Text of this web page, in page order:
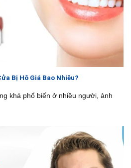
Bị Hô Giá Bao Nhiêu?
khá phổ biến ở nhiều người, ảnh